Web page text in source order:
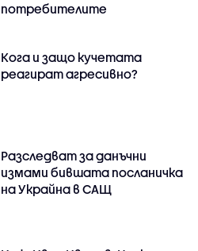
потребителите
Кога и защо кучетата
реагират агресивно?
Разследват за данъчни
измами бившата посланичка
на Украйна в САЩ